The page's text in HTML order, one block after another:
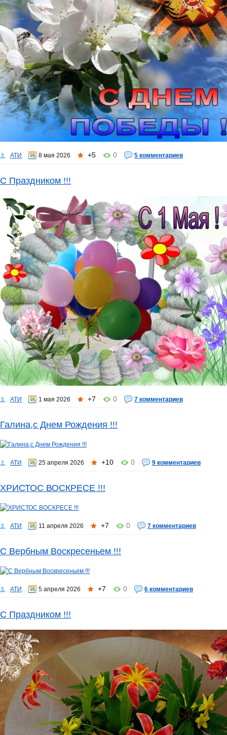
АТИ 8 мая 2026 +5 0 5 комментариев
С Праздником !!!
АТИ 1 мая 2026 +7 0 7 комментариев
Галина,с Днем Рождения !!!
АТИ 25 апреля 2026 +10 0 9 комментариев
ХРИСТОС ВОСКРЕСЕ !!!
АТИ 11 апреля 2026 +7 0 7 комментариев
С Вербным Воскресеньем !!!
АТИ 5 апреля 2026 +7 0 6 комментариев
С Праздником !!!